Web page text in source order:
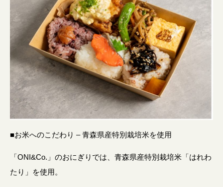
■お米へのこだわり – 青森県産特別栽培米を使用
「ONI&Co.」のおにぎりでは、青森県産特別栽培米「はれわ
たり」を使用。